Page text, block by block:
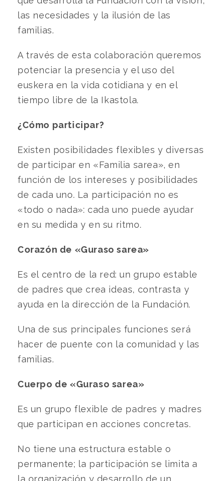
las necesidades y la ilusión de las
familias.
A través de esta colaboración queremos
potenciar la presencia y el uso del
euskera en la vida cotidiana y en el
tiempo libre de la Ikastola.
¿Cómo participar?
Existen posibilidades flexibles y diversas
de participar en «Familia sarea», en
función de los intereses y posibilidades
de cada uno. La participación no es
«todo o nada»: cada uno puede ayudar
en su medida y en su ritmo.
Corazón de «Guraso sarea»
Es el centro de la red: un grupo estable
de padres que crea ideas, contrasta y
ayuda en la dirección de la Fundación.
Una de sus principales funciones será
hacer de puente con la comunidad y las
familias.
Cuerpo de «Guraso sarea»
Es un grupo flexible de padres y madres
que participan en acciones concretas.
No tiene una estructura estable o
permanente; la participación se limita a
la organización y desarrollo de un